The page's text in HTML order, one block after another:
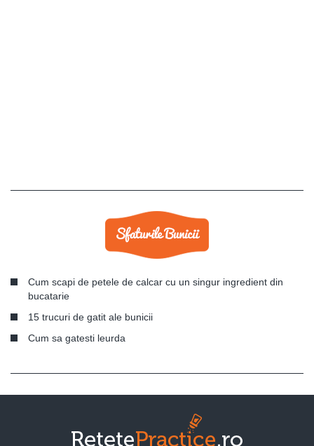
Cum scapi de petele de calcar cu un singur ingredient din
bucatarie
15 trucuri de gatit ale bunicii
Cum sa gatesti leurda